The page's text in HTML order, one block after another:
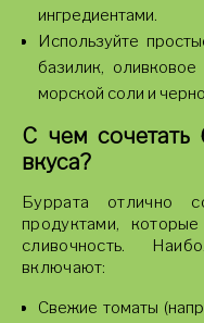
ингредиентами.
Используйте
базилик,
морской соли и
С чем сочетать
вкуса?
Буррата отлично
продуктами,
сливочность.
включают:
Свежие томаты